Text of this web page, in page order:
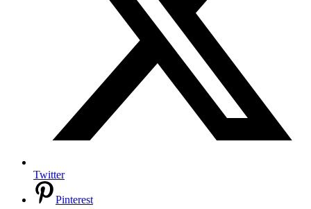
Twitter
Pinterest